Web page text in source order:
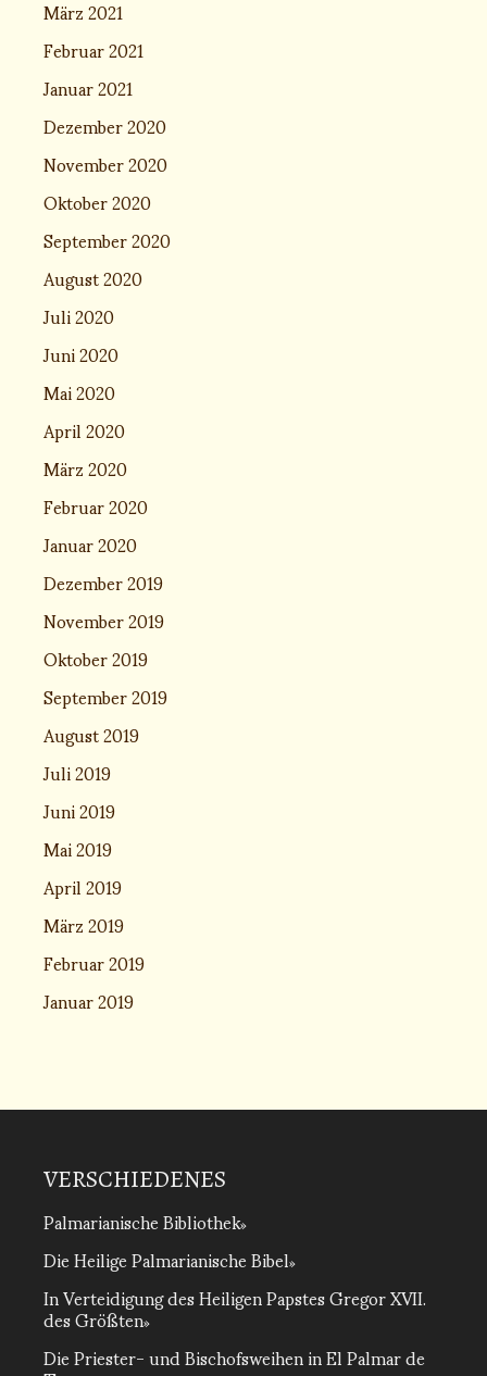
März 2021
Februar 2021
Januar 2021
Dezember 2020
November 2020
Oktober 2020
September 2020
August 2020
Juli 2020
Juni 2020
Mai 2020
April 2020
März 2020
Februar 2020
Januar 2020
Dezember 2019
November 2019
Oktober 2019
September 2019
August 2019
Juli 2019
Juni 2019
Mai 2019
April 2019
März 2019
Februar 2019
Januar 2019
VERSCHIEDENES
Palmarianische Bibliothek
Die Heilige Palmarianische Bibel
In Verteidigung des Heiligen Papstes Gregor XVII.
des Größten
Die Priester- und Bischofsweihen in El Palmar de